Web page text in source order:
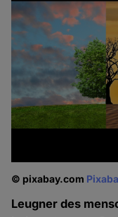
© pixabay.com
Leugner des